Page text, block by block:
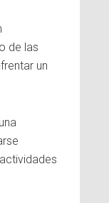
de las
un